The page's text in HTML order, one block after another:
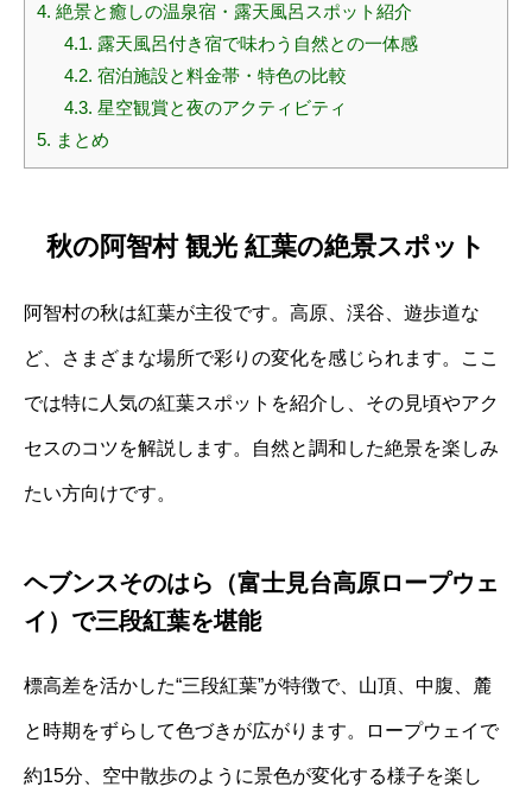
4. 絶景と癒しの温泉宿・露天風呂スポット紹介
4.1. 露天風呂付き宿で味わう自然との一体感
4.2. 宿泊施設と料金帯・特色の比較
4.3. 星空観賞と夜のアクティビティ
5. まとめ
秋の阿智村 観光 紅葉の絶景スポット
阿智村の秋は紅葉が主役です。高原、渓谷、遊歩道な
ど、さまざまな場所で彩りの変化を感じられます。ここ
では特に人気の紅葉スポットを紹介し、その見頃やアク
セスのコツを解説します。自然と調和した絶景を楽しみ
たい方向けです。
ヘブンスそのはら（富士見台高原ロープウェ
イ）で三段紅葉を堪能
標高差を活かした“三段紅葉”が特徴で、山頂、中腹、麓
と時期をずらして色づきが広がります。ロープウェイで
約15分、空中散歩のように景色が変化する様子を楽し